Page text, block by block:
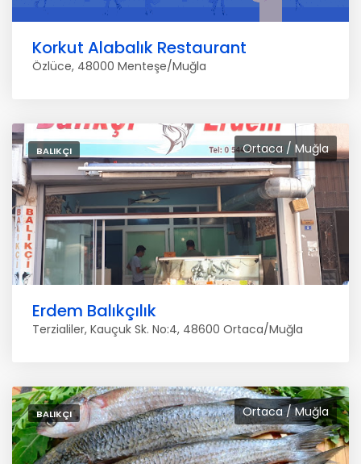
Korkut Alabalık Restaurant
Özlüce, 48000 Menteşe/Muğla
Ortaca / Muğla
BALIKÇI
Erdem Balıkçılık
Terzialiler, Kauçuk Sk. No:4, 48600 Ortaca/Muğla
Ortaca / Muğla
BALIKÇI